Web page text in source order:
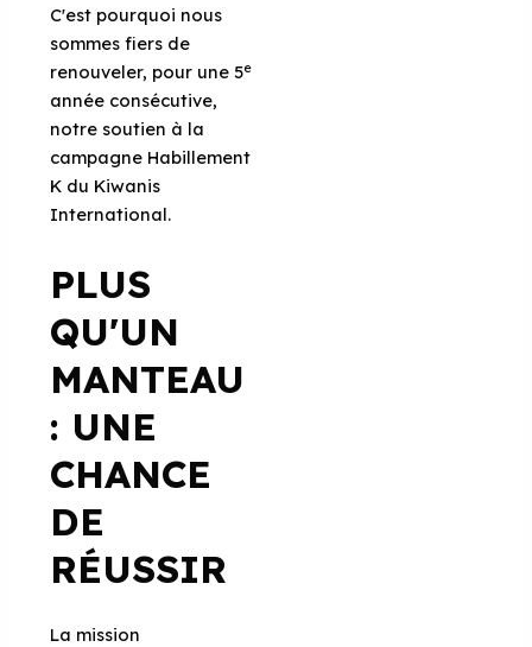
C'est pourquoi nous
sommes fiers de
renouveler, pour une 5e
année consécutive,
notre soutien à la
campagne Habillement
K du Kiwanis
International.
PLUS
QU'UN
MANTEAU
: UNE
CHANCE
DE
RÉUSSIR
La mission